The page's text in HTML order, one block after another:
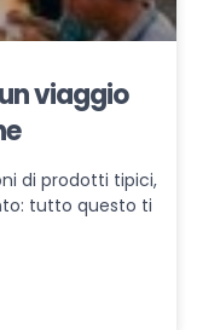
viaggio
di prodotti tipici,
tutto questo ti